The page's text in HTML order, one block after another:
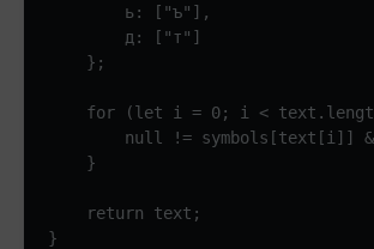
        ь: ["ъ"],
        д: ["т"]
    };
for (let i = 0; i <
null != symbols[text[i]]
    }
    return text;
}